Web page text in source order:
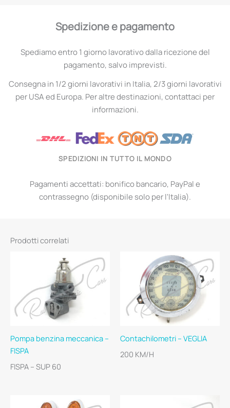
Spedizione e pagamento
Spediamo entro 1 giorno lavorativo dalla ricezione del
pagamento, salvo imprevisti.
Consegna in 1/2 giorni lavorativi in Italia, 2/3 giorni lavorativi
per USA ed Europa. Per altre destinazioni, contattaci per
informazioni.
SPEDIZIONI IN TUTTO IL MONDO
Pagamenti accettati: bonifico bancario, PayPal e
contrassegno (disponibile solo per l'Italia).
Prodotti correlati
Pompa benzina meccanica –
FISPA
FISPA – SUP 60
Contachilometri – VEGLIA
200 KM/H